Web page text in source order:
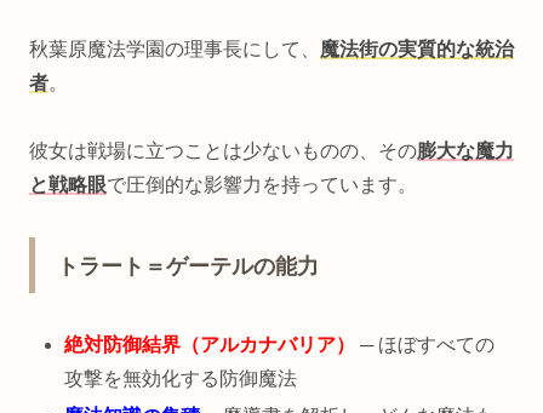
秋葉原魔法学園の理事長にして、 魔法街の実質的な統治
者。
彼女は戦場に立つことは少ないものの、その膨大な魔力
と戦略眼で圧倒的な影響力を持っています。
トラート＝ゲーテルの能力
絶対防御結界（アルカナバリア）
─ ほぼすべての
攻撃を無効化する防御魔法